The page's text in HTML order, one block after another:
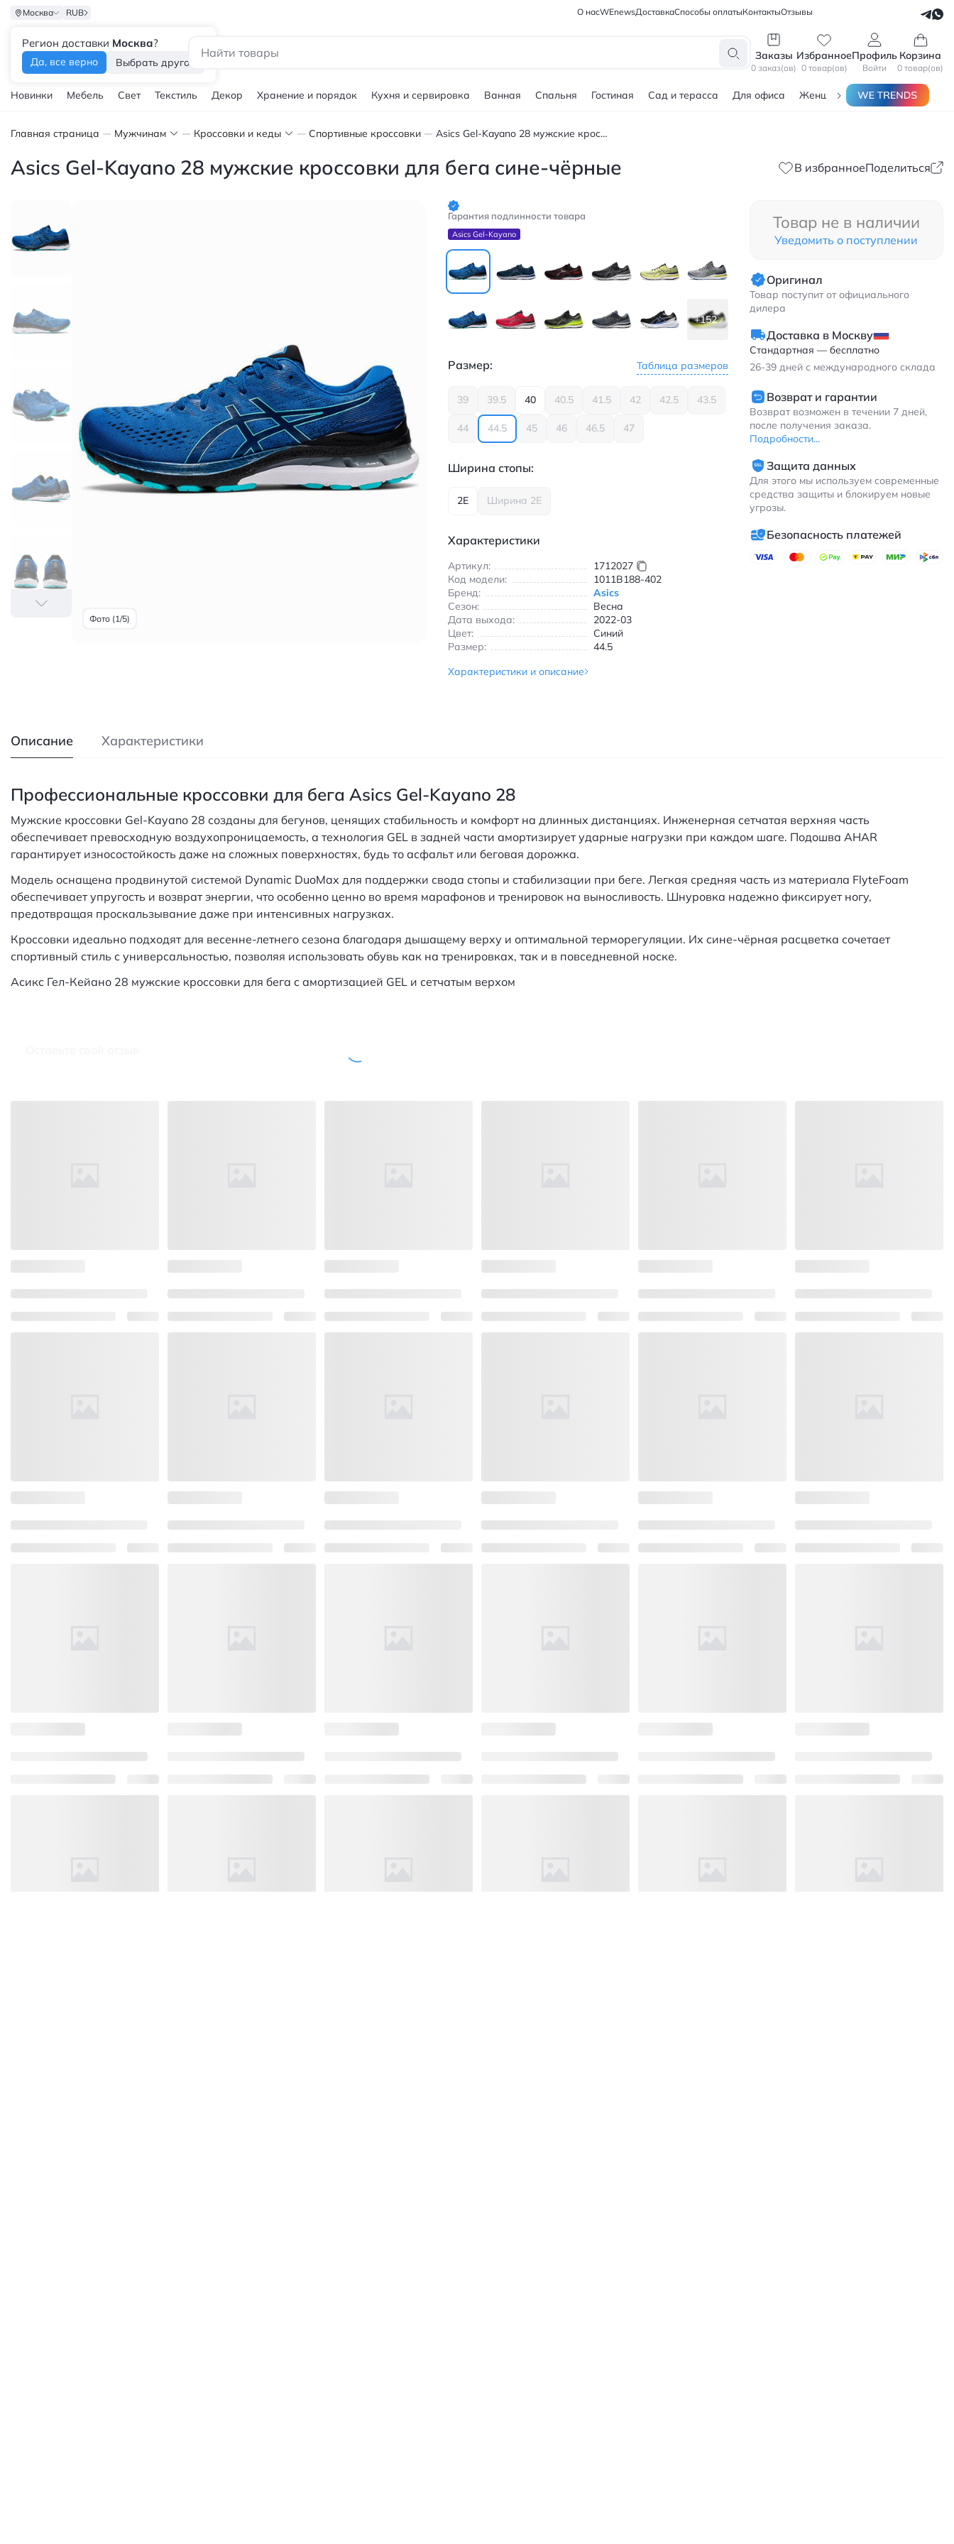
Москва
Регион доставки Москва?
Да, все верно Выбрать другой
RUB О насWEnewsДоставкаСпособы оплатыКонтактыОтзывы
Заказы
0 заказ(ов)
Избранное
0 товар(ов)
Профиль
Войти
Корзина
0 товар(ов)
Новинки Мебель Свет Текстиль Декор Хранение и порядок Кухня и сервировка Ванная Спальня Гостиная Сад и терасса Для офиса Женщинам Мужчинам
Главная страница Мужчинам Кроссовки и кеды Спортивные кроссовки Asics Gel-Kayano 28 мужские кроссовки для бега сине-чёрные
Asics Gel-Kayano 28 мужские кроссовки для бега сине-чёрные В избранноеПоделиться
Фото (1/5)
Гарантия подлинности товара
Asics Gel-Kayano
+152
Размер: Таблица размеров
39 39.5 40 40.5 41.5 42 42.5 43.5
44 44.5 45 46 46.5 47
Ширина стопы:
2E Ширина 2E
Характеристики
Артикул:
1712027
Код модели:
1011B188-402
Бренд:
Asics
Сезон:
Весна
Дата выхода:
2022-03
Цвет:
Синий
Размер:
44.5
Характеристики и описание
Товар не в наличии
Уведомить о поступлении
Оригинал
Товар поступит от официального
дилера
Доставка в Москву
Стандартная — бесплатно
26-39 дней с международного склада
Возврат и гарантии
Возврат возможен в течении 7 дней,
после получения заказа.
Подробности...
Защита данных
Для этого мы используем современные
средства защиты и блокируем новые
угрозы.
Безопасность платежей
Описание Характеристики
Профессиональные кроссовки для бега Asics Gel-Kayano 28
Мужские кроссовки Gel-Kayano 28 созданы для бегунов, ценящих стабильность и комфорт на длинных дистанциях. Инженерная сетчатая верхняя часть
обеспечивает превосходную воздухопроницаемость, а технология GEL в задней части амортизирует ударные нагрузки при каждом шаге. Подошва AHAR
гарантирует износостойкость даже на сложных поверхностях, будь то асфальт или беговая дорожка.
Модель оснащена продвинутой системой Dynamic DuoMax для поддержки свода стопы и стабилизации при беге. Легкая средняя часть из материала FlyteFoam
обеспечивает упругость и возврат энергии, что особенно ценно во время марафонов и тренировок на выносливость. Шнуровка надежно фиксирует ногу,
предотвращая проскальзывание даже при интенсивных нагрузках.
Кроссовки идеально подходят для весенне-летнего сезона благодаря дышащему верху и оптимальной терморегуляции. Их сине-чёрная расцветка сочетает
спортивный стиль с универсальностью, позволяя использовать обувь как на тренировках, так и в повседневной носке.
Асикс Гел-Кейано 28 мужские кроссовки для бега с амортизацией GEL и сетчатым верхом